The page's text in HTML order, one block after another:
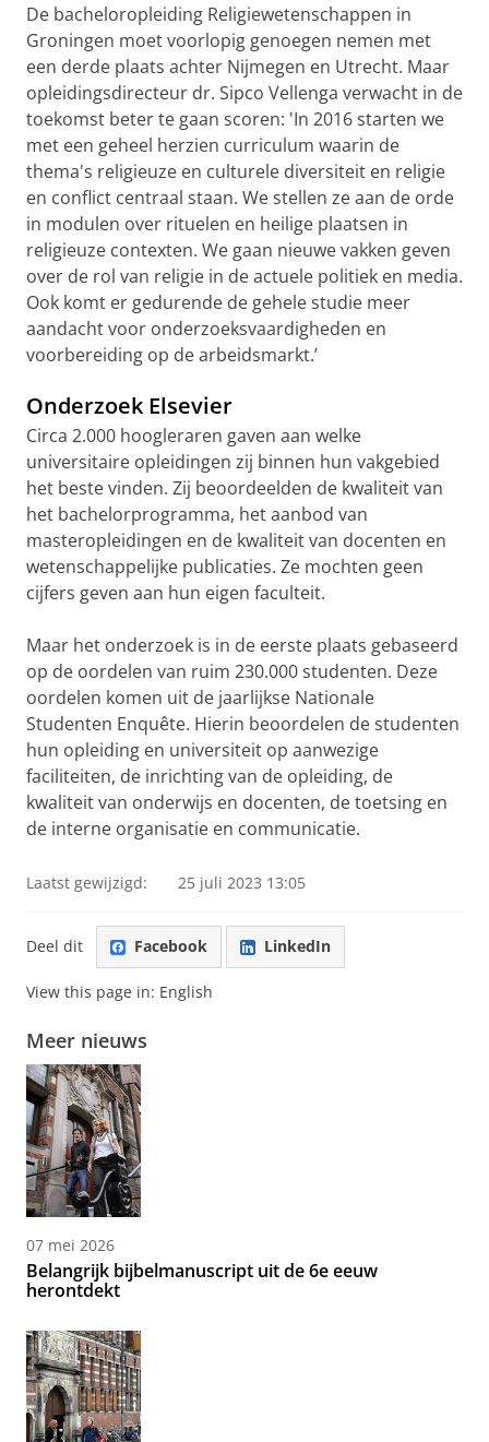
De bacheloropleiding Religiewetenschappen in
Groningen moet voorlopig genoegen nemen met
een derde plaats achter Nijmegen en Utrecht. Maar
opleidingsdirecteur dr. Sipco Vellenga verwacht in de
toekomst beter te gaan scoren: 'In 2016 starten we
met een geheel herzien curriculum waarin de
thema's religieuze en culturele diversiteit en religie
en conflict centraal staan. We stellen ze aan de orde
in modulen over rituelen en heilige plaatsen in
religieuze contexten. We gaan nieuwe vakken geven
over de rol van religie in de actuele politiek en media.
Ook komt er gedurende de gehele studie meer
aandacht voor onderzoeksvaardigheden en
voorbereiding op de arbeidsmarkt.’
Onderzoek Elsevier
Circa 2.000 hoogleraren gaven aan welke
universitaire opleidingen zij binnen hun vakgebied
het beste vinden. Zij beoordeelden de kwaliteit van
het bachelorprogramma, het aanbod van
masteropleidingen en de kwaliteit van docenten en
wetenschappelijke publicaties. Ze mochten geen
cijfers geven aan hun eigen faculteit.
Maar het onderzoek is in de eerste plaats gebaseerd
op de oordelen van ruim 230.000 studenten. Deze
oordelen komen uit de jaarlijkse Nationale
Studenten Enquête. Hierin beoordelen de studenten
hun opleiding en universiteit op aanwezige
faciliteiten, de inrichting van de opleiding, de
kwaliteit van onderwijs en docenten, de toetsing en
de interne organisatie en communicatie.
Laatst gewijzigd: 25 juli 2023 13:05
Deel dit Facebook LinkedIn
View this page in: English
Meer nieuws
07 mei 2026
Belangrijk bijbelmanuscript uit de 6e eeuw
herontdekt